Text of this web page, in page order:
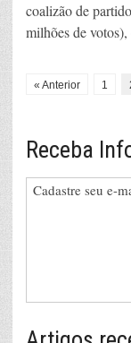
coalizão de
milhões de
« Anterior 1
Receba
Cadastre seu e-